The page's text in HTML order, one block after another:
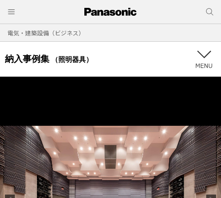
電気・建築設備（ビジネス）
納入事例集 （照明器具）